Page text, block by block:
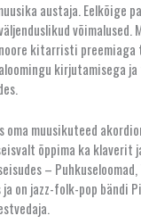
austaja. Eelkõige
võimalused.
kitarristi
kirjutamisega
oma muusikuteed
õppima ka klaverit
– Puhkuseloomad,
ja on jazz-folk-pop bändi